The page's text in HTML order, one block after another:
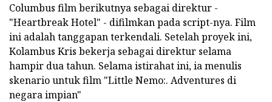
Columbus film berikutnya sebagai direktur -
"Heartbreak Hotel" - difilmkan pada script-nya. Film
ini adalah tanggapan terkendali. Setelah proyek ini,
Kolambus Kris bekerja sebagai direktur selama
hampir dua tahun. Selama istirahat ini, ia menulis
skenario untuk film "Little Nemo:. Adventures di
negara impian"